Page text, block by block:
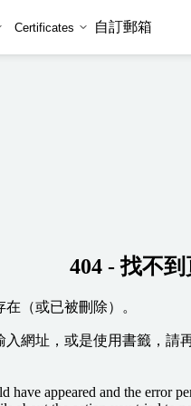
Certificates 自訂郵箱
404 - 找不
（或已被刪除）。
入網址，或是使用書籤，請
have appeared and the error